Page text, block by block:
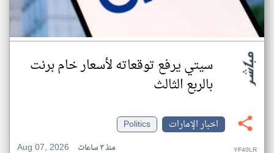
سيتي يرفع توقعاته لأسعار خام برنت
بالربع الثالث
اخبار الإمارات
Politics
Aug 07, 2026
منذ ٣ ساعات YF40LR